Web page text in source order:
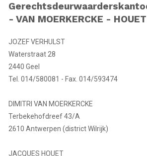
- VAN MOERKERCKE - HOUET
JOZEF VERHULST
Waterstraat 28
2440 Geel
Tel. 014/580081 - Fax. 014/593474
DIMITRI VAN MOERKERCKE
Terbekehofdreef 43/A
2610 Antwerpen (district Wilrijk)
JACQUES HOUET